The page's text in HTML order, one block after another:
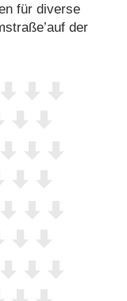
für diverse
der